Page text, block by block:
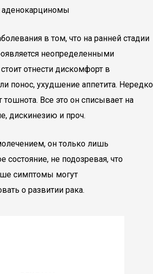
в том, что на ранней стадии
неопределенными
отнести дискомфорт в
понос, ухудшение аппетита. Нередко
тошнота. Все это он списывает на
дискинезию и проч.
он только лишь
состояние, не подозревая, что
симптомы могут
о развитии рака.